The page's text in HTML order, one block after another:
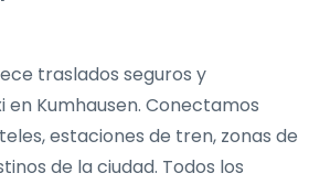
traslados seguros y
en Kumhausen. Conectamos
estaciones de tren, zonas de
de la ciudad. Todos los